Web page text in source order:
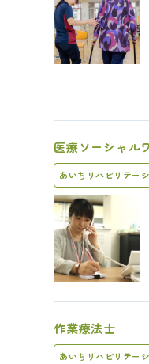
医療ソーシャル
あいちリハビリテー
作業療法士
あいちリハビリテー